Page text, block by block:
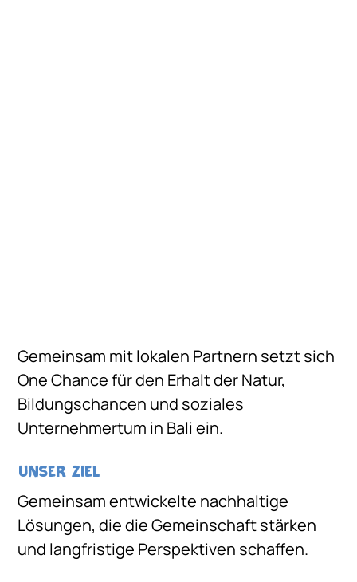
Gemeinsam mit lokalen Partnern setzt sich
One Chance für den Erhalt der Natur,
Bildungschancen und soziales
Unternehmertum in Bali ein.
Unser ziel
Gemeinsam entwickelte nachhaltige
Lösungen, die die Gemeinschaft stärken
und langfristige Perspektiven schaffen.